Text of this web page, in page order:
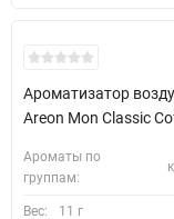
Ароматизатор
Areon Mon Classic
Ароматы по
группам:
Вес: 11 г